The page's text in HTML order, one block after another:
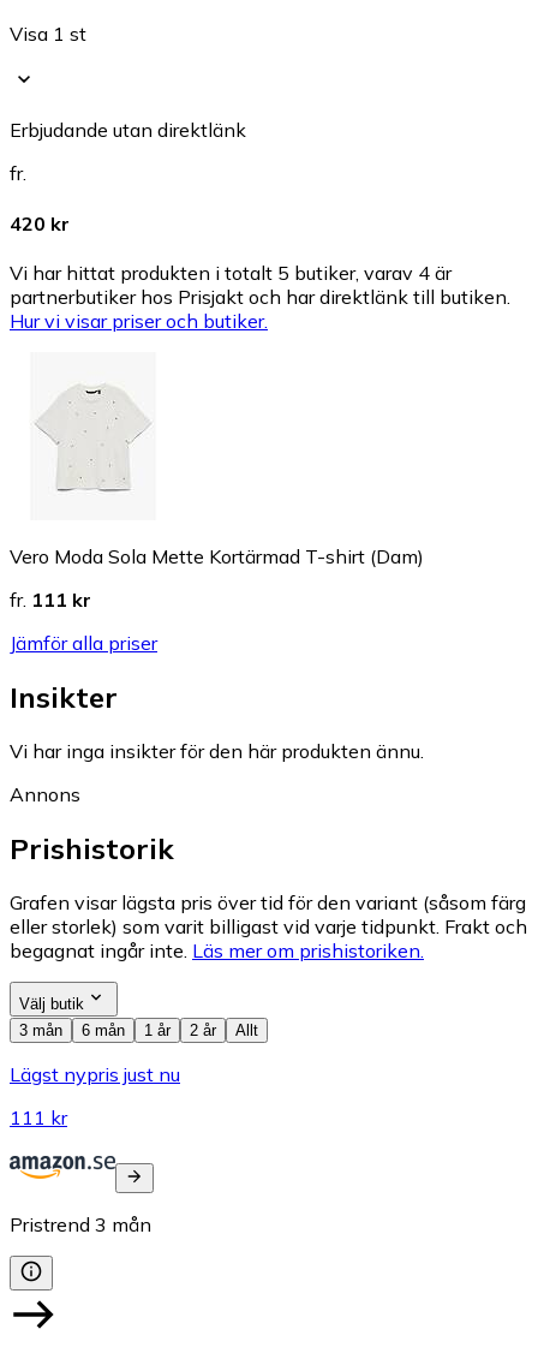
Visa 1 st
Erbjudande utan direktlänk
fr.
420 kr
Vi har hittat produkten i totalt 5 butiker, varav 4 är
partnerbutiker hos Prisjakt och har direktlänk till butiken.
Hur vi visar priser och butiker.
Vero Moda Sola Mette Kortärmad T-shirt (Dam)
fr. 111 kr
Jämför alla priser
Insikter
Vi har inga insikter för den här produkten ännu.
Annons
Prishistorik
Grafen visar lägsta pris över tid för den variant (såsom färg
eller storlek) som varit billigast vid varje tidpunkt. Frakt och
begagnat ingår inte. Läs mer om prishistoriken.
Välj butik
3 mån
6 mån 1 år 2 år Allt
Lägst nypris just nu
111 kr
Pristrend 3 mån